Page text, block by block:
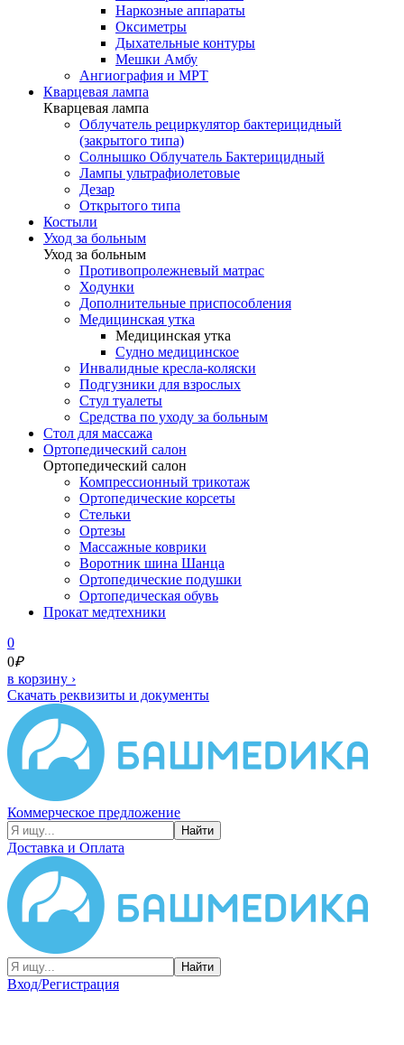
Наркозные аппараты
Оксиметры
Дыхательные контуры
Мешки Амбу
Ангиография и МРТ
Кварцевая лампа
Кварцевая лампа
Облучатель рециркулятор бактерицидный
(закрытого типа)
Солнышко Облучатель Бактерицидный
Лампы ультрафиолетовые
Дезар
Открытого типа
Костыли
Уход за больным
Уход за больным
Противопролежневый матрас
Ходунки
Дополнительные приспособления
Медицинская утка
Медицинская утка
Судно медицинское
Инвалидные кресла-коляски
Подгузники для взрослых
Стул туалеты
Средства по уходу за больным
Cтол для массажа
Ортопедический салон
Ортопедический салон
Компрессионный трикотаж
Ортопедические корсеты
Стельки
Ортезы
Массажные коврики
Воротник шина Шанца
Ортопедические подушки
Ортопедическая обувь
Прокат медтехники
0
0₽
в корзину ›
Скачать реквизиты и документы
Коммерческое предложение
Найти
Доставка и Оплата
Найти
Вход/Регистрация